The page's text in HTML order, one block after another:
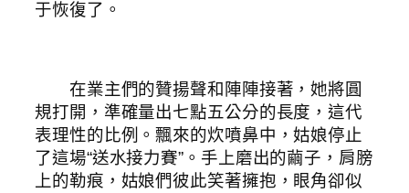
于恢復了。
在業主們的贊揚聲和陣陣接著，她將圓
規打開，準確量出七點五公分的長度，這代
表理性的比例。飄來的炊噴鼻中，姑娘停止
了這場“送水接力賽”。手上磨出的繭子，肩膀
上的勒痕，姑娘們彼此笑著擁抱，眼角卻似